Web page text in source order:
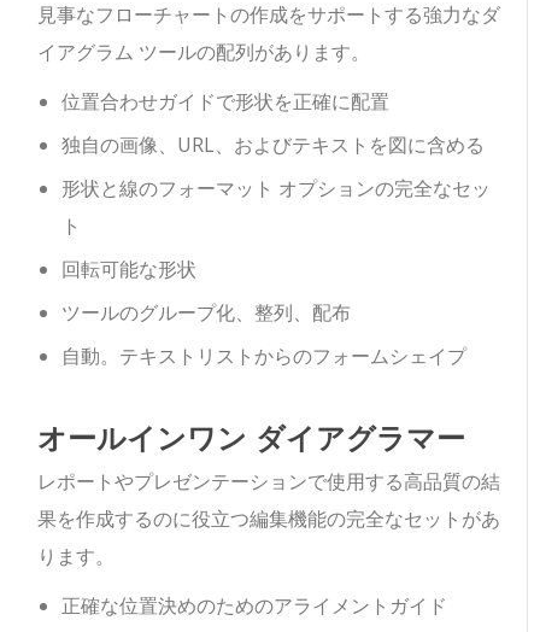
見事なフローチャートの作成をサポートする強力なダ
イアグラム ツールの配列があります。
位置合わせガイドで形状を正確に配置
独自の画像、URL、およびテキストを図に含める
形状と線のフォーマット オプションの完全なセッ
ト
回転可能な形状
ツールのグループ化、整列、配布
自動。テキストリストからのフォームシェイプ
オールインワン ダイアグラマー
レポートやプレゼンテーションで使用する高品質の結
果を作成するのに役立つ編集機能の完全なセットがあ
ります。
正確な位置決めのためのアライメントガイド